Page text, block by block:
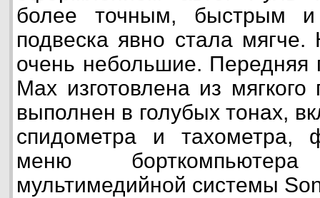
более точным, быстрым
подвеска явно стала
очень небольшие. Передняя
Max изготовлена из
выполнен в голубых тонах,
спидометра и тахометра,
меню
мультимедийной системы